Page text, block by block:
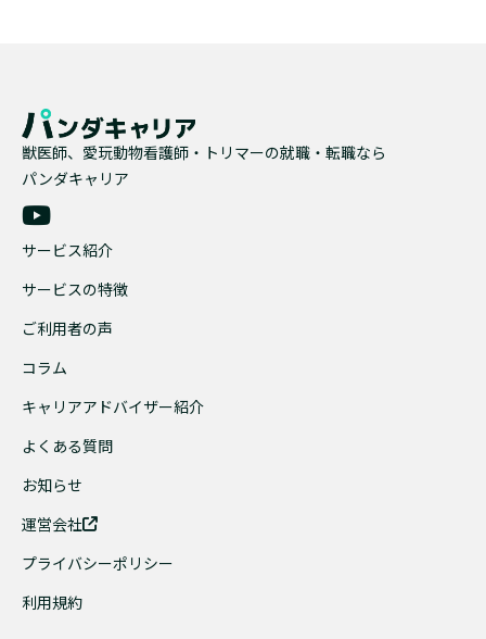
獣医師、愛玩動物看護師・トリマーの就職・転職なら
パンダキャリア
サービス紹介
サービスの特徴
ご利用者の声
コラム
キャリアアドバイザー紹介
よくある質問
お知らせ
運営会社
プライバシーポリシー
利用規約